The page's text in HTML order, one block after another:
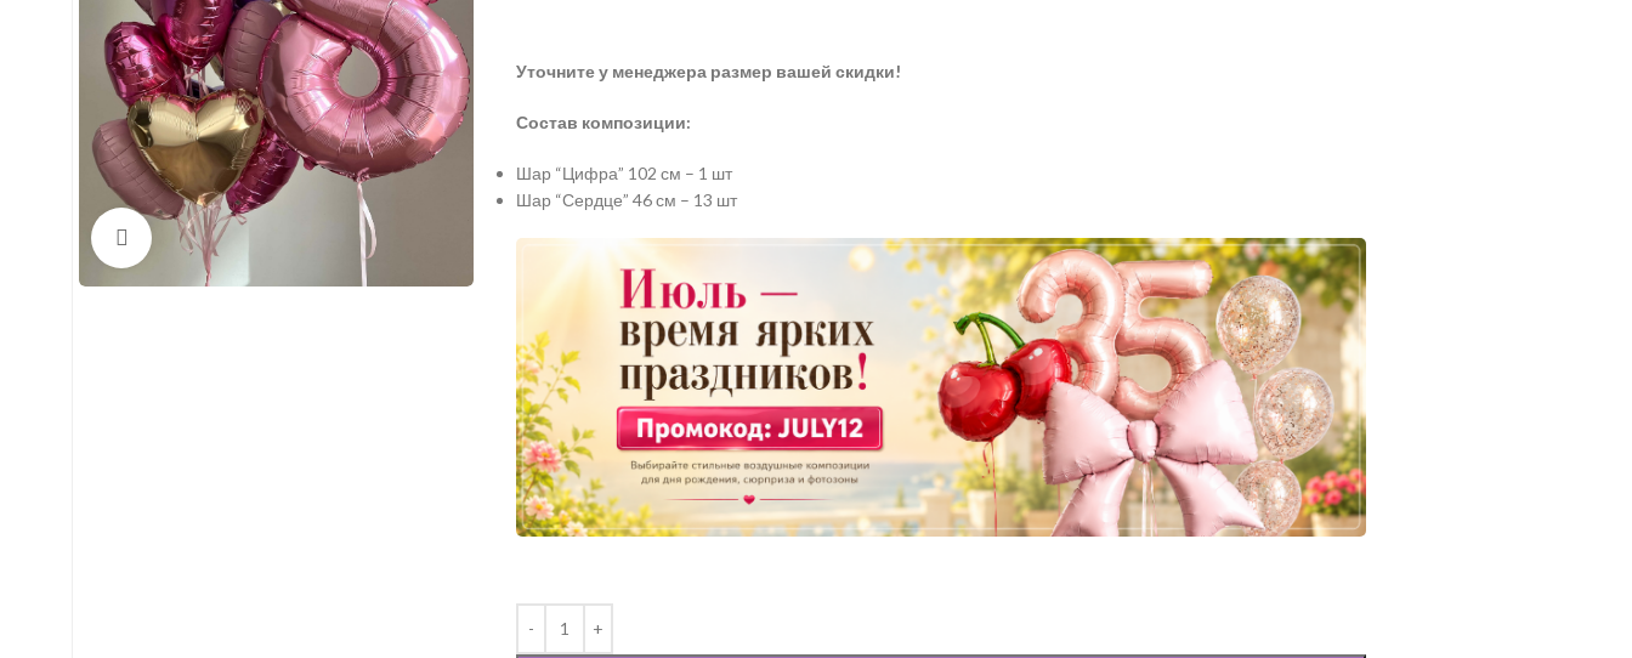
Нажмите, чтобы увеличить
Уточните у менеджера размер вашей скидки!
Состав композиции:
Шар “Цифра” 102 см – 1 шт
Шар “Сердце” 46 см – 13 шт